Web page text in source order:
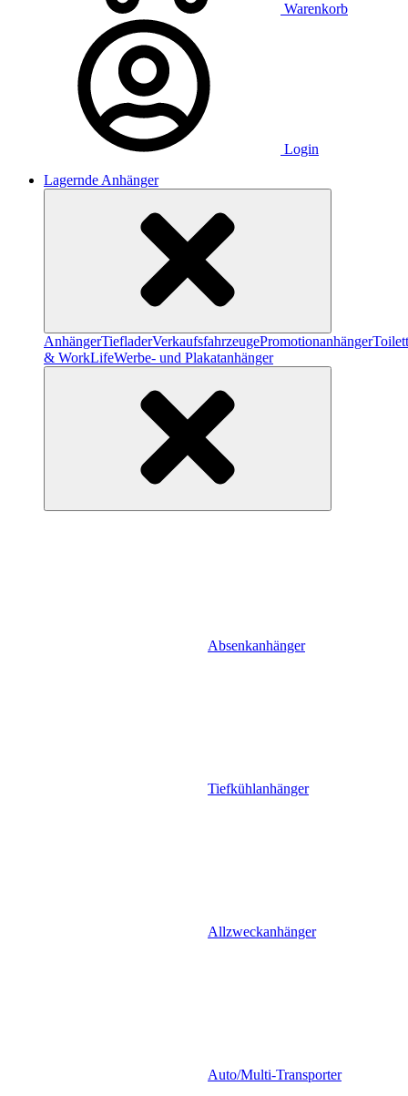
Warenkorb
Login
Lagernde Anhänger
AnhängerTiefladerVerkaufsfahrzeugePromotionanhänger
& WorkLifeWerbe- und Plakatanhänger
Absenkanhänger
Tiefkühlanhänger
Allzweckanhänger
Auto/Multi-Transporter